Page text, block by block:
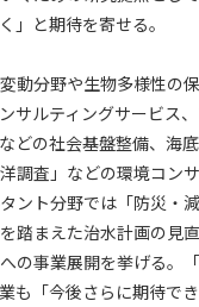
」と期待を寄せる。
動分野や生物多様性の
サルティングサービス
どの社会基盤整備、海
調査」などの環境コン
ント分野では「防災・
踏まえた治水計画の見
の事業展開を挙げる。
も「今後さらに期待でき